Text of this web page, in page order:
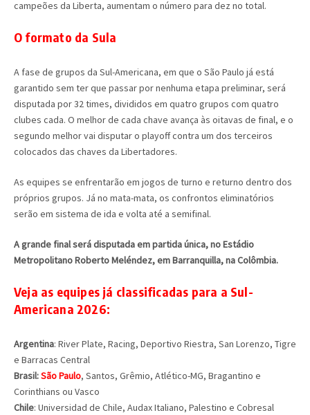
campeões da Liberta, aumentam o número para dez no total.
O formato da Sula
A fase de grupos da Sul-Americana, em que o São Paulo já está
garantido sem ter que passar por nenhuma etapa preliminar, será
disputada por 32 times, divididos em quatro grupos com quatro
clubes cada. O melhor de cada chave avança às oitavas de final, e o
segundo melhor vai disputar o playoff contra um dos terceiros
colocados das chaves da Libertadores.
As equipes se enfrentarão em jogos de turno e returno dentro dos
próprios grupos. Já no mata-mata, os confrontos eliminatórios
serão em sistema de ida e volta até a semifinal.
A grande final será disputada em partida única, no Estádio
Metropolitano Roberto Meléndez, em Barranquilla, na Colômbia.
Veja as equipes já classificadas para a Sul-
Americana 2026:
Argentina: River Plate, Racing, Deportivo Riestra, San Lorenzo, Tigre
e Barracas Central
Brasil:São Paulo, Santos, Grêmio, Atlético-MG, Bragantino e
Corinthians ou Vasco
Chile: Universidad de Chile, Audax Italiano, Palestino e Cobresal